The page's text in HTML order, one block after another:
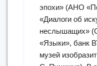
эпохи» (АНО
«Диалоги об
неслышащих»
«Языки», банк
музей